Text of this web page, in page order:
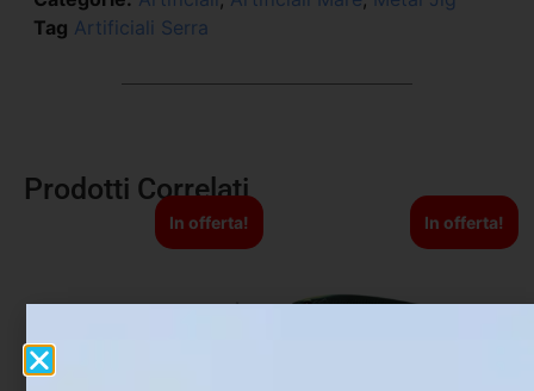
Tag Artificiali Serra
Prodotti Correlati
In offerta! In offerta!